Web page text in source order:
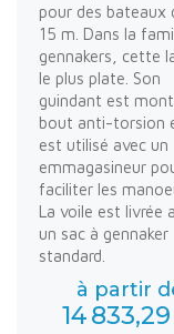
pour des bateaux
15 m. Dans la
gennakers, cette
le plus plate. Son
guindant est
bout anti-torsion
est utilisé avec un
emmagasineur
faciliter les
La voile est livrée
un sac à gennaker
standard.
à partir
14